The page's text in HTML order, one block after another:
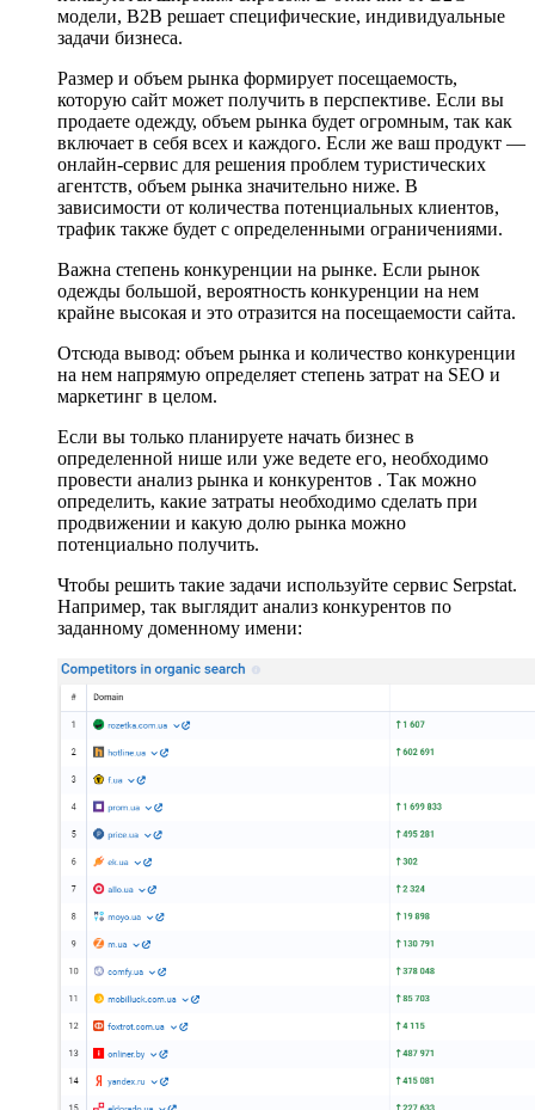
модели, B2B решает специфические, индивидуальные
задачи бизнеса.
Размер и объем рынка формирует посещаемость,
которую сайт может получить в перспективе. Если вы
продаете одежду, объем рынка будет огромным, так как
включает в себя всех и каждого. Если же ваш продукт —
онлайн-сервис для решения проблем туристических
агентств, объем рынка значительно ниже. В
зависимости от количества потенциальных клиентов,
трафик также будет с определенными ограничениями.
Важна степень конкуренции на рынке. Если рынок
одежды большой, вероятность конкуренции на нем
крайне высокая и это отразится на посещаемости сайта.
Отсюда вывод: объем рынка и количество конкуренции
на нем напрямую определяет степень затрат на SEO и
маркетинг в целом.
Если вы только планируете начать бизнес в
определенной нише или уже ведете его, необходимо
провести анализ рынка и конкурентов . Так можно
определить, какие затраты необходимо сделать при
продвижении и какую долю рынка можно
потенциально получить.
Чтобы решить такие задачи используйте сервис Serpstat.
Например, так выглядит анализ конкурентов по
заданному доменному имени: